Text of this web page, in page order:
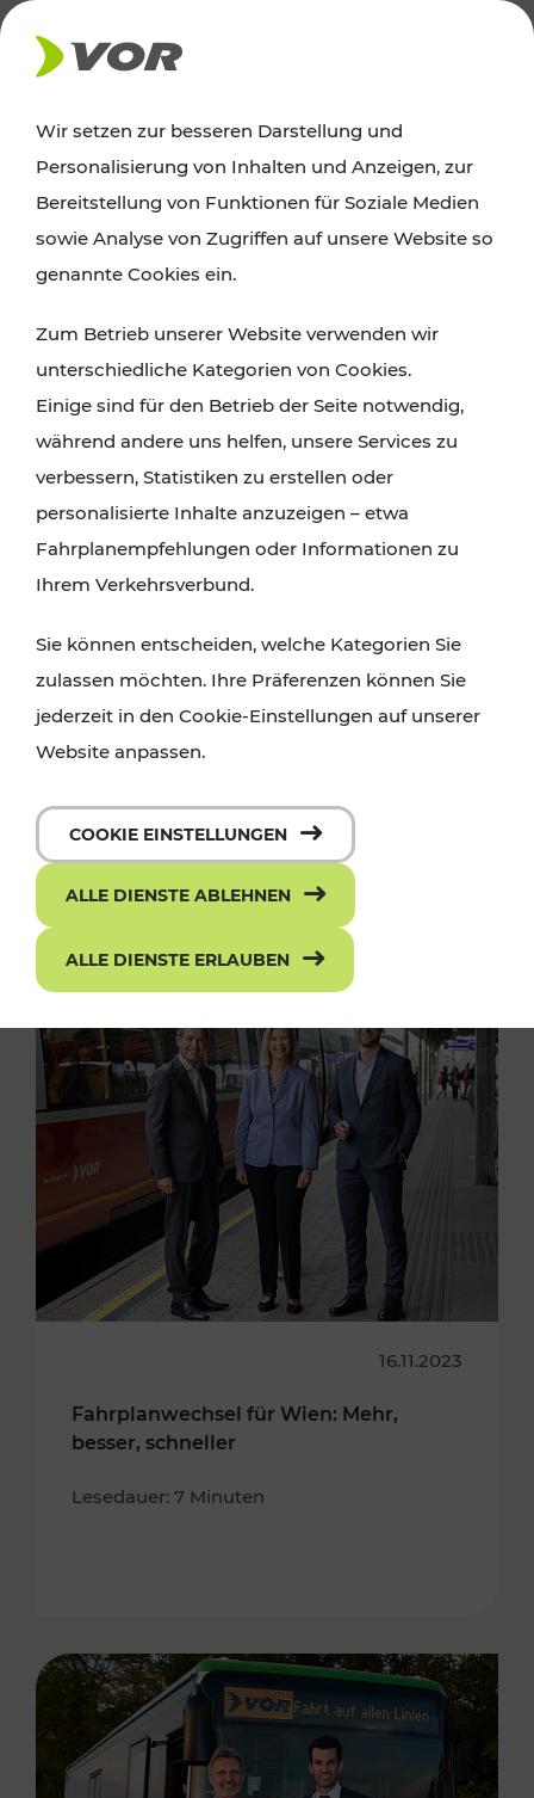
AKTUELLES
News
Alle wichtigen Meldungen zu Fahrplanänderungen,
finden Sie hier im Überblick.
16.11.2023
Fahrplanwechsel für Wien: Mehr,
besser, schneller
Lesedauer: 7 Minuten
Wir setzen zur besseren Darstellung und
Personalisierung von Inhalten und Anzeigen, zur
Bereitstellung von Funktionen für Soziale Medien
sowie Analyse von Zugriffen auf unsere Website so
genannte Cookies ein.
Zum Betrieb unserer Website verwenden wir
unterschiedliche Kategorien von Cookies.
Einige sind für den Betrieb der Seite notwendig,
während andere uns helfen, unsere Services zu
verbessern, Statistiken zu erstellen oder
personalisierte Inhalte anzuzeigen – etwa
Fahrplanempfehlungen oder Informationen zu
Ihrem Verkehrsverbund.
Sie können entscheiden, welche Kategorien Sie
zulassen möchten. Ihre Präferenzen können Sie
jederzeit in den Cookie-Einstellungen auf unserer
Website anpassen.
COOKIE EINSTELLUNGEN
ALLE DIENSTE ABLEHNEN
ALLE DIENSTE ERLAUBEN